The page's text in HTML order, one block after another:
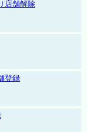
店舗解除
登録